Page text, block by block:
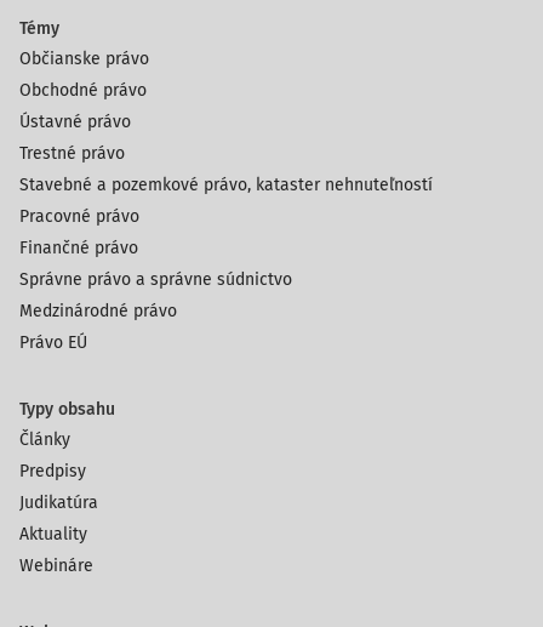
Témy
Občianske právo
Obchodné právo
Ústavné právo
Trestné právo
Stavebné a pozemkové právo, kataster nehnuteľností
Pracovné právo
Finančné právo
Správne právo a správne súdnictvo
Medzinárodné právo
Právo EÚ
Typy obsahu
Články
Predpisy
Judikatúra
Aktuality
Webináre